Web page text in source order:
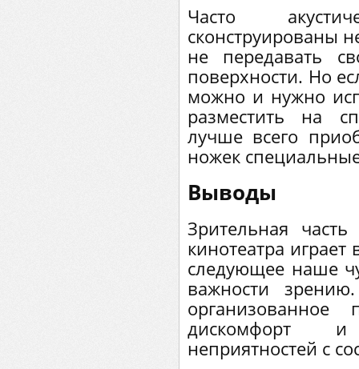
Часто
сконструированы
не передавать
поверхности. Но
можно и нужно
разместить на
лучше всего
ножек
Выводы
Зрительная
кинотеатра
следующее наше
важности
дискомфорт
неприятностей с